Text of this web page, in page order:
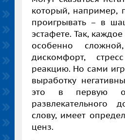
который, например,
проигрывать – в
эстафете. Так,
особенно
дискомфорт,
реакцию. Но сами
выработку
это в первую
развлекательного
слову, имеет
ценз.